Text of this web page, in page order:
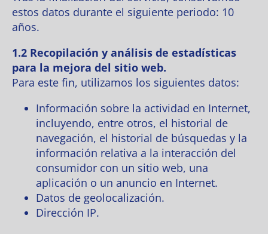
estos datos durante el siguiente periodo: 10
años.
1.2 Recopilación y análisis de estadísticas
para la mejora del sitio web.
Para este fin, utilizamos los siguientes datos:
Información sobre la actividad en Internet,
incluyendo, entre otros, el historial de
navegación, el historial de búsquedas y la
información relativa a la interacción del
consumidor con un sitio web, una
aplicación o un anuncio en Internet.
Datos de geolocalización.
Dirección IP.